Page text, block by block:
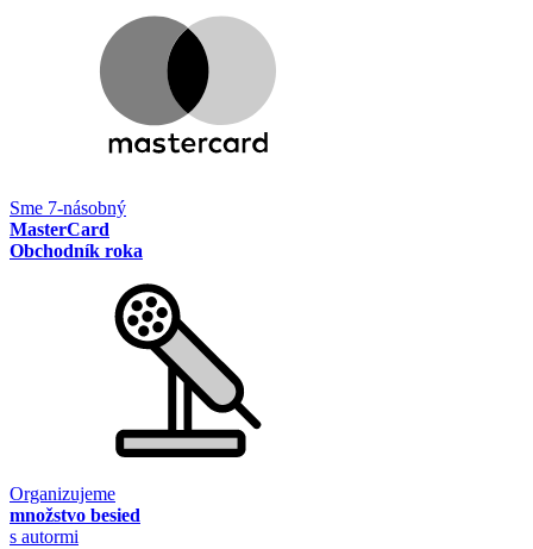
Sme 7-násobný
MasterCard
Obchodník roka
Organizujeme
množstvo besied
s autormi